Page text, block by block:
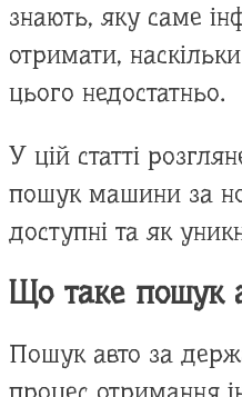
знають, яку саме
отримати,
цього недостатньо.
У цій статті
пошук машини за
доступні та як
Що таке пошук
Пошук авто за